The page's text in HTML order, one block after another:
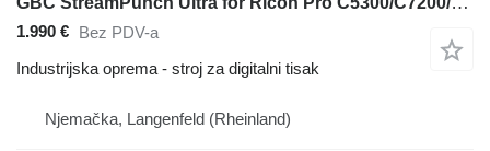
1.990 €
Bez PDV-a
Industrijska oprema - stroj za digitalni tisak
Njemačka, Langenfeld (Rheinland)